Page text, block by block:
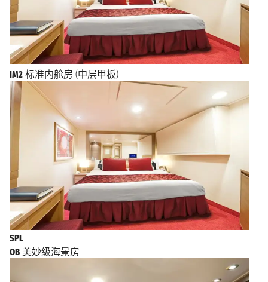
IM2 标准内舱房 (中层甲板)
SPL
OB 美妙级海景房